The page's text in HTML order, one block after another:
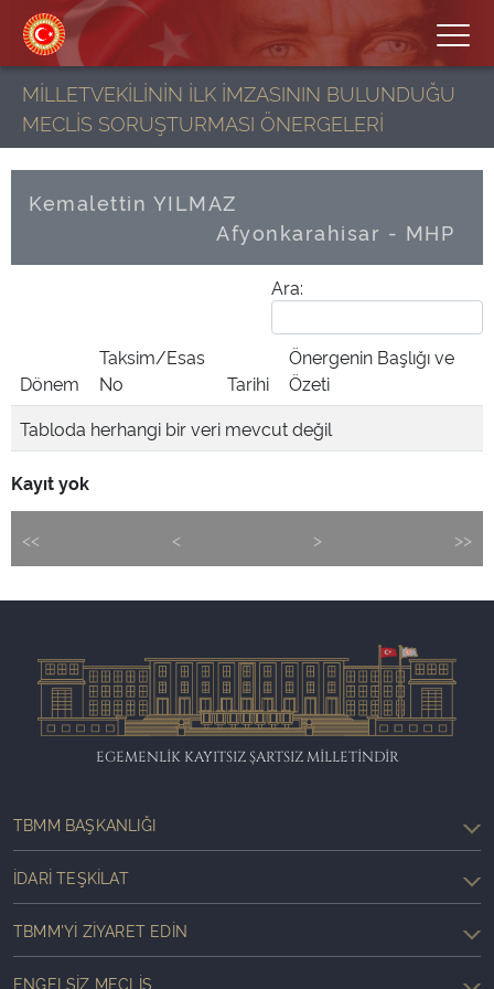
MİLLETVEKİLİNİN İLK İMZASININ BULUNDUĞU
MECLİS SORUŞTURMASI ÖNERGELERİ
Kemalettin YILMAZ
Afyonkarahisar - MHP
Ara:
Dönem
Taksim/Esas
No
Tarihi
Önergenin Başlığı ve
Özeti
Tabloda herhangi bir veri mevcut değil
Kayıt yok
<< < > >>
EGEMENLİK KAYITSIZ ŞARTSIZ MİLLETİNDİR
TBMM BAŞKANLIĞI
İDARI TEŞKILAT
TBMM'YI ZIYARET EDIN
ENGELSIZ MECLIS